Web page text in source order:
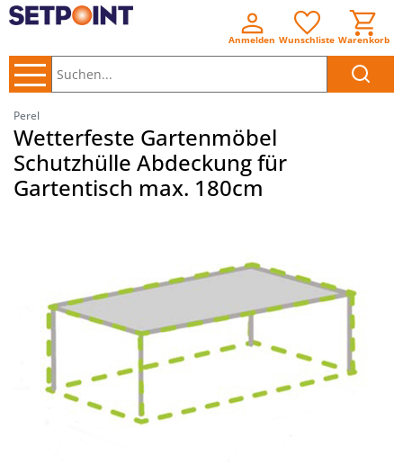
Anmelden Wunschliste Warenkorb
Perel
Wetterfeste Gartenmöbel
Schutzhülle Abdeckung für
Gartentisch max. 180cm